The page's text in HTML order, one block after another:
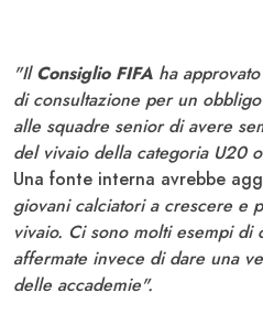
"IlConsiglio FIFA ha
di consultazione per un
alle squadre senior di avere
del vivaio della categoria U20
Una fonte interna avrebbe
giovani calciatori a crescere e
vivaio. Ci sono molti esempi di
affermate invece di dare una
delle accademie".